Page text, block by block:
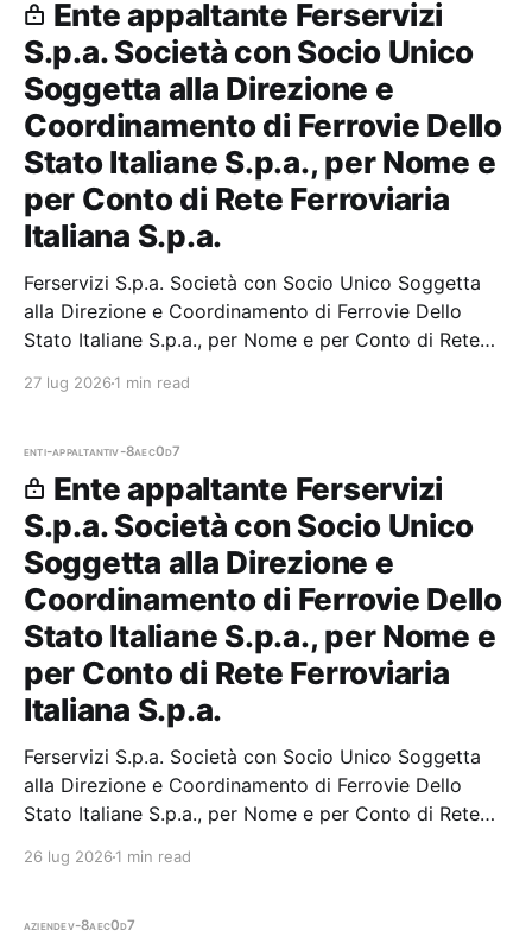
Ente appaltante Ferservizi
S.p.a. Società con Socio Unico
Soggetta alla Direzione e
Coordinamento di Ferrovie Dello
Stato Italiane S.p.a., per Nome e
per Conto di Rete Ferroviaria
Italiana S.p.a.
Ferservizi S.p.a. Società con Socio Unico Soggetta
alla Direzione e Coordinamento di Ferrovie Dello
Stato Italiane S.p.a., per Nome e per Conto di Rete
partecipazioni.
27 lug 2026 1 min read
enti-appaltantiv-8aec0d7
Ente appaltante Ferservizi
S.p.a. Società con Socio Unico
Soggetta alla Direzione e
Coordinamento di Ferrovie Dello
Stato Italiane S.p.a., per Nome e
per Conto di Rete Ferroviaria
Italiana S.p.a.
Ferservizi S.p.a. Società con Socio Unico Soggetta
alla Direzione e Coordinamento di Ferrovie Dello
Stato Italiane S.p.a., per Nome e per Conto di Rete
partecipazioni.
26 lug 2026 1 min read
aziendev-8aec0d7